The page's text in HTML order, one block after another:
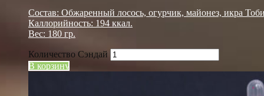
Состав: Обжаренный лосось, огурчик, майонез, икра
Каллорийность: 194 ккал.
Вес: 180 гр.
Количество Сэндай
В корзину